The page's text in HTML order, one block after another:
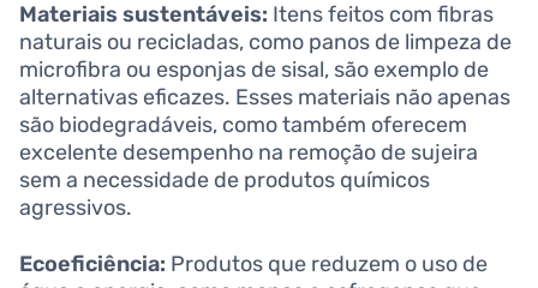
Materiais sustentáveis: Itens feitos com fibras
naturais ou recicladas, como panos de limpeza de
microfibra ou esponjas de sisal, são exemplo de
alternativas eficazes. Esses materiais não apenas
são biodegradáveis, como também oferecem
excelente desempenho na remoção de sujeira
sem a necessidade de produtos químicos
agressivos.
Ecoeficiência: Produtos que reduzem o uso de